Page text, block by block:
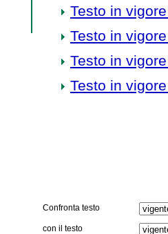
Testo in
Testo in
Testo in
Testo in
Confronta testo
con il testo